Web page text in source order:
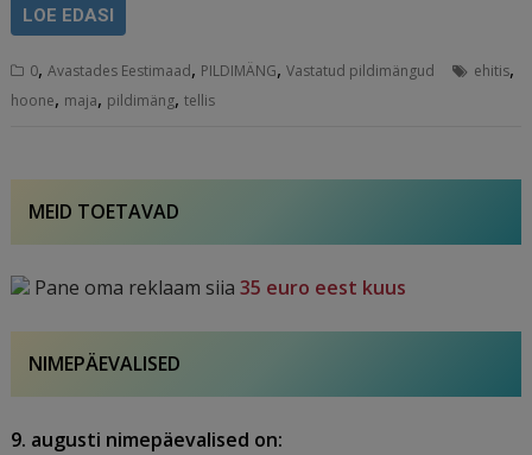
LOE EDASI
0,Avastades Eestimaad, PILDIMÄNG,Vastatud pildimängud ehitis,
hoone, maja, pildimäng,tellis
MEID TOETAVAD
Pane oma reklaam siia35 euro eest kuus
NIMEPÄEVALISED
9. augusti nimepäevalised on: